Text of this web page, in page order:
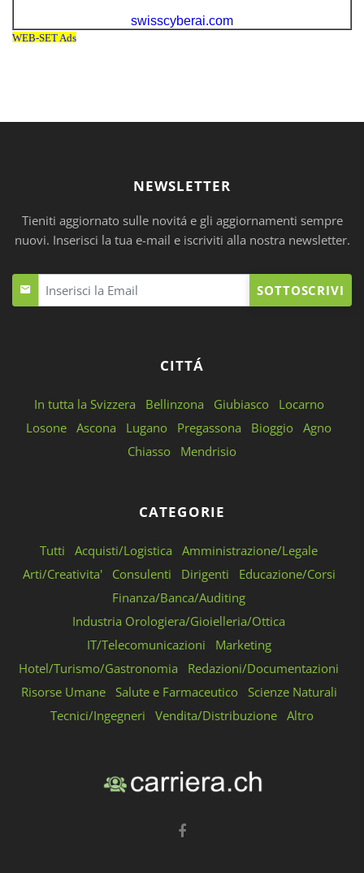
NEWSLETTER
Tieniti aggiornato sulle novitá e gli aggiornamenti sempre
nuovi. Inserisci la tua e-mail e iscriviti alla nostra newsletter.
SOTTOSCRIVI
CITTÁ
In tutta la Svizzera Bellinzona Giubiasco
Locarno
Losone Ascona Lugano Pregassona Bioggio Agno
Chiasso
Mendrisio
CATEGORIE
Tutti Acquisti/Logistica
Amministrazione/Legale
Arti/Creativita'
Consulenti Dirigenti
Educazione/Corsi
Finanza/Banca/Auditing
Industria Orologiera/Gioielleria/Ottica
IT/Telecomunicazioni
Marketing
Hotel/Turismo/Gastronomia
Redazioni/Documentazioni
Risorse Umane
Salute e Farmaceutico
Scienze Naturali
Tecnici/Ingegneri
Vendita/Distribuzione Altro